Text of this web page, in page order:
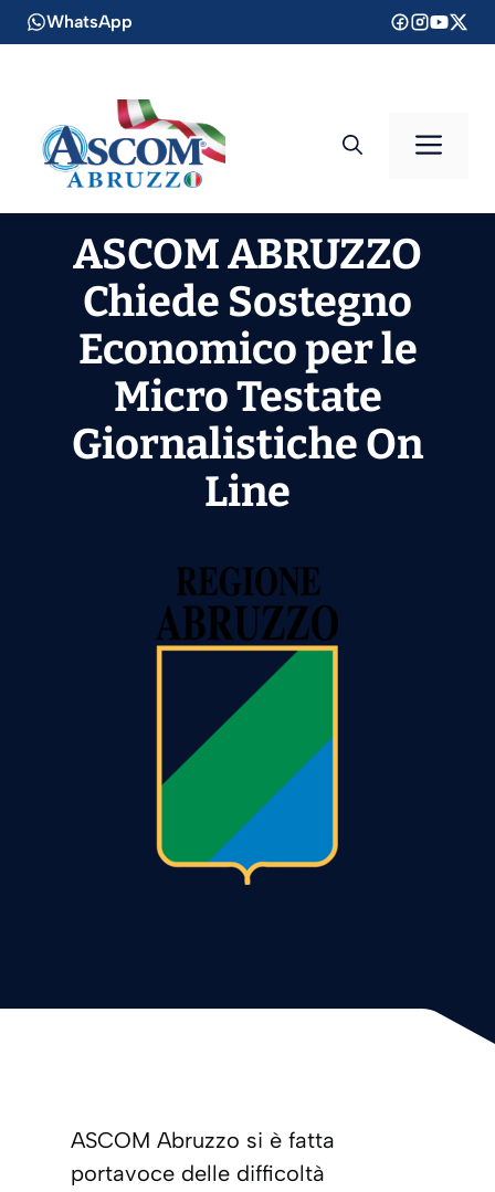
Vai
al
WhatsApp
ASCOM ABRUZZO
Chiede Sostegno
Economico per le
Micro Testate
Giornalistiche On
Line
ASCOM Abruzzo si è fatta
portavoce delle difficoltà